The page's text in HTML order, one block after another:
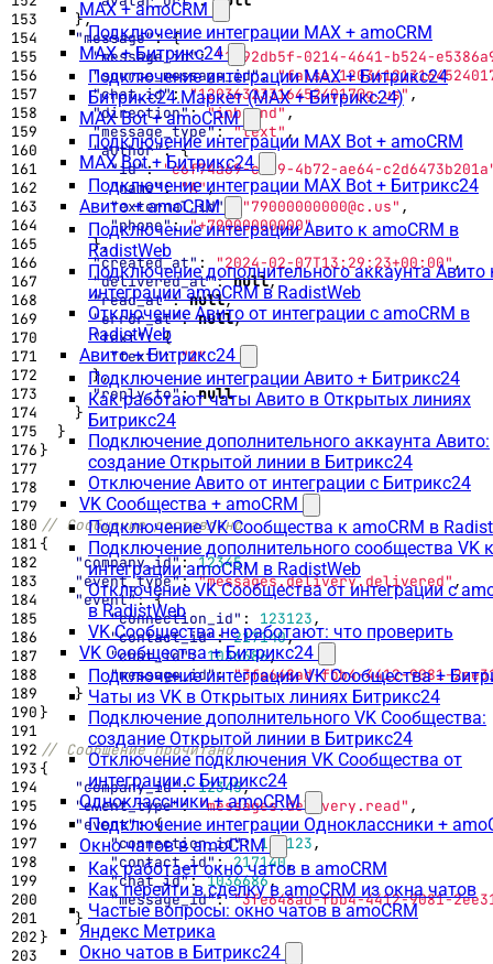
MAX + amoCRM
Подключение интеграции MAX + amoCRM
MAX + Битрикс24
Подключение интеграции MAX + Битрикс24
Битрикс24.Маркет (MAX + Битрикс24)
MAX Bot + amoCRM
Подключение интеграции MAX Bot + amoCRM
MAX Bot + Битрикс24
Подключение интеграции MAX Bot + Битрикс24
Авито + amoCRM
Подключение интеграции Авито к amoCRM в
RadistWeb
Подключение дополнительного аккаунта Авито
интеграции amoCRM в RadistWeb
Отключение Авито от интеграции с amoCRM в
RadistWeb
Авито + Битрикс24
Подключение интеграции Авито + Битрикс24
Как работают чаты Авито в Открытых линиях
Битрикс24
Подключение дополнительного аккаунта Авито:
создание Открытой линии в Битрикс24
Отключение Авито от интеграции с Битрикс24
VK Сообщества + amoCRM
Подключение VK Сообщества к amoCRM в
Подключение дополнительного сообщества VK к
интеграции amoCRM в RadistWeb
Отключение VK Сообщества от интеграции с
в RadistWeb
VK Сообщества не работают: что проверить
VK Сообщества + Битрикс24
Подключение интеграции VK Сообщества +
Чаты из VK в Открытых линиях Битрикс24
Подключение дополнительного VK Сообщества:
создание Открытой линии в Битрикс24
Отключение подключения VK Сообщества от
интеграции с Битрикс24
Одноклассники + amoCRM
Подключение интеграции Одноклассники +
Окно чатов в amoCRM
Как работает окно чатов в amoCRM
Как перейти в сделку в amoCRM из окна чатов
Частые вопросы: окно чатов в amoCRM
Яндекс Метрика
Окно чатов в Битрикс24
},
"message": {
"message_id": "1b92db5f-0214-4641-b524-
"source_message_id":
"chat_id": "120363233164524017@g.us" ,
"direction": "inbound" ,
"message_type": "text" ,
"author": {
"id": "e6f74a69-c7a9-4b72-ae64-
"name": "A",
"external_id"
"79000000000@c.us" ,
"phone": "+79000000000"
},
"created_at" : "2024-02-07T13:29:23+00:00" ,
"delivered_at": null,
"read_at": null,
"error_at": null,
"text": {
"text": "2"
},
"reply_to": null
}
}
}
{
"company_id": 12345,
"event_type": "messages.delivery.delivered" ,
"event": {
"connection_id" : 123123,
"contact_id": 217140,
"chat_id": 1036686,
"message_id": "3fe648ad-fbb4-4412-9081-
}
}
{
"company_id": 12345,
"event_type": "messages.delivery.read" ,
"event": {
"connection_id": 123123,
"contact_id": 217140,
"chat_id": 1036686,
"message_id": "3fe648ad-fbb4-4412-9081-
}
}